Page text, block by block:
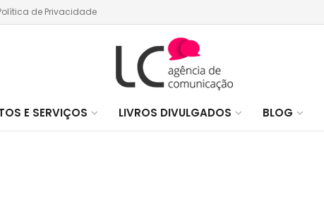
de Privacidade
E SERVIÇOS LIVROS DIVULGADOS BLOG